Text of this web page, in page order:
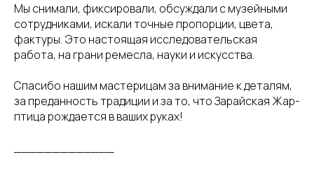
Мы снимали, фиксировали, обсуждали с музейными
сотрудниками, искали точные пропорции, цвета,
фактуры. Это настоящая исследовательская
работа, на грани ремесла, науки и искусства.
Спасибо нашим мастерицам за внимание к деталям,
за преданность традиции и за то, что Зарайская Жар-
птица рождается в ваших руках!